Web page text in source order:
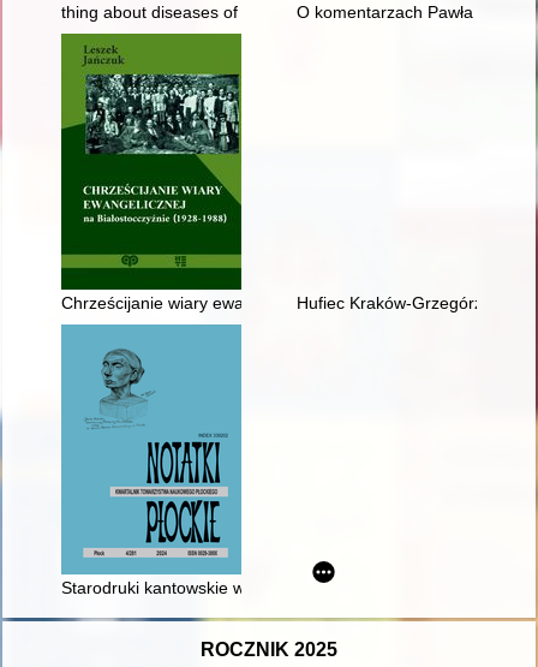
thing about diseases of the body and the minds of the
O komentarzach Pawła
Chrześcijanie wiary ewangelicznej na Białostocczyźnie (1928-
Hufiec Kraków-Grzegórzki w
Starodruki kantowskie w zbiorach Biblioteki im. Zielińskich
ROCZNIK 2025